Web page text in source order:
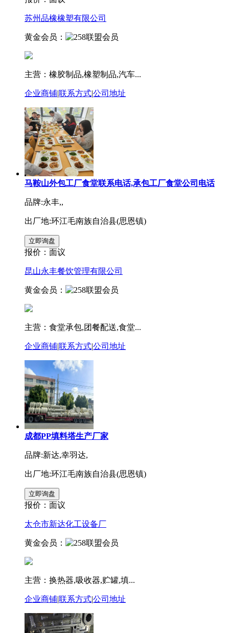
苏州品橡橡塑有限公司
黄金会员：
主营：橡胶制品,橡塑制品,汽车...
企业商铺|联系方式|公司地址
马鞍山外包工厂食堂联系电话,承包工厂食堂公司电话
品牌:永丰,,
出厂地:环江毛南族自治县(思恩镇)
报价： 面议
昆山永丰餐饮管理有限公司
黄金会员：
主营：食堂承包,团餐配送,食堂...
企业商铺|联系方式|公司地址
成都PP填料塔生产厂家
品牌:新达,幸羽达,
出厂地:环江毛南族自治县(思恩镇)
报价： 面议
太仓市新达化工设备厂
黄金会员：
主营：换热器,吸收器,贮罐,填...
企业商铺|联系方式|公司地址